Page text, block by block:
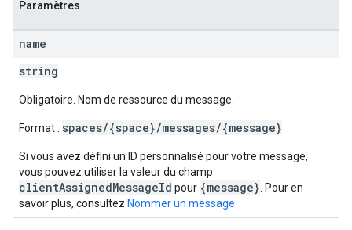
Paramètres
name
string
Obligatoire. Nom de ressource du message.
Format : spaces/{space}/messages/{message}
Si vous avez défini un ID personnalisé pour votre message,
vous pouvez utiliser la valeur du champ
clientAssignedMessageId pour {message} . Pour en
savoir plus, consultez Nommer un message